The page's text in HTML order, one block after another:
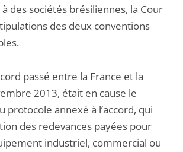
des sociétés brésiliennes, la Cour
des deux conventions
passé entre la France et la
2013, était en cause le
protocole annexé à l’accord, qui
des redevances payées pour
industriel, commercial ou